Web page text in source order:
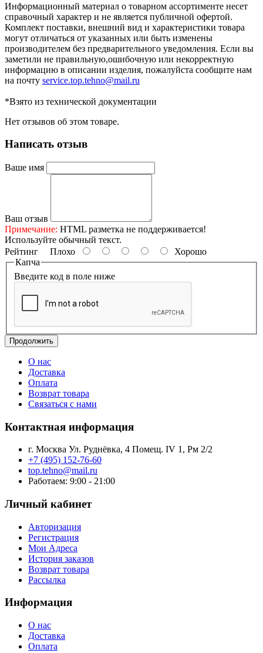
Информационный материал о товарном ассортименте несет
справочный характер и не является публичной офертой.
Комплект поставки, внешний вид и характеристики товара
могут отличаться от указанных или быть изменены
производителем без предварительного уведомления. Если вы
заметили не правильную,ошибочную или некорректную
информацию в описании изделия, пожалуйста сообщите нам
на почту service.top.tehno@mail.ru
*Взято из технической документации
Нет отзывов об этом товаре.
Написать отзыв
Ваше имя
Ваш отзыв
Примечание: HTML разметка не поддерживается!
Используйте обычный текст.
Рейтинг Плохо
Хорошо
Капча
Введите код в поле ниже
Продолжить
О нас
Доставка
Оплата
Возврат товара
Связаться с нами
Контактная информация
г. Москва Ул. Руднёвка, 4 Помещ. IV 1, Рм 2/2
+7 (495) 152-76-60
top.tehno@mail.ru
Работаем: 9:00 - 21:00
Личный кабинет
Авторизация
Регистрация
Мои Адреса
История заказов
Возврат товара
Рассылка
Информация
О нас
Доставка
Оплата